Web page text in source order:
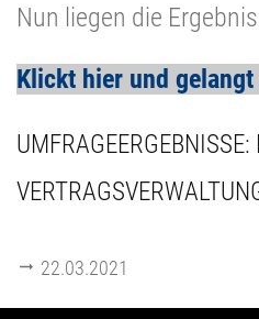
Nun liegen die
Klickt hier und
22.03.2021